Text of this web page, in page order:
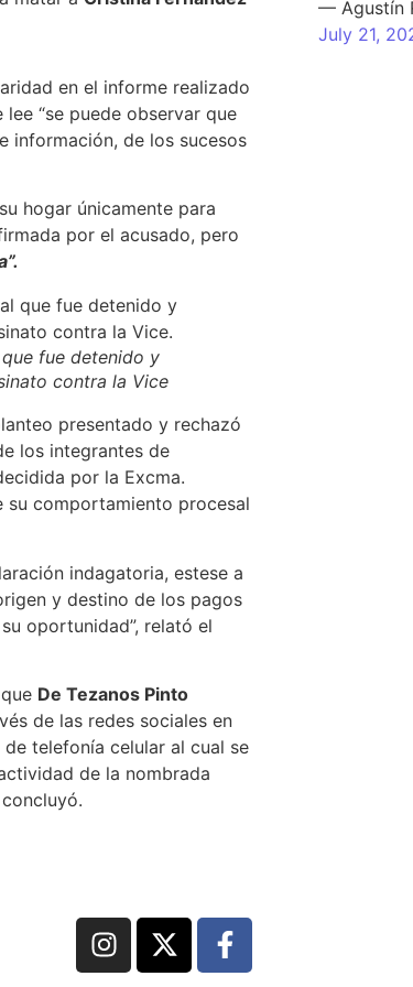
en el informe realizado
“se puede observar que
información, de los sucesos
hogar únicamente para
por el acusado, pero
fue detenido y
contra la Vice
presentado y rechazó
los integrantes de
por la Excma.
comportamiento procesal
indagatoria, estese a
y destino de los pagos
oportunidad”, relató el
De Tezanos Pinto
de las redes sociales en
telefonía celular al cual se
de la nombrada
— Agustín
July 21,